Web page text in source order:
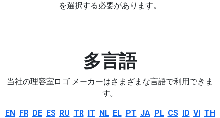
を選択する必要があります。
多言語
当社の理容室ロゴ メーカーはさまざまな言語で利用できま
す。
EN FR DE ES RU TR IT NL EL PT JA PL CS ID VI TH